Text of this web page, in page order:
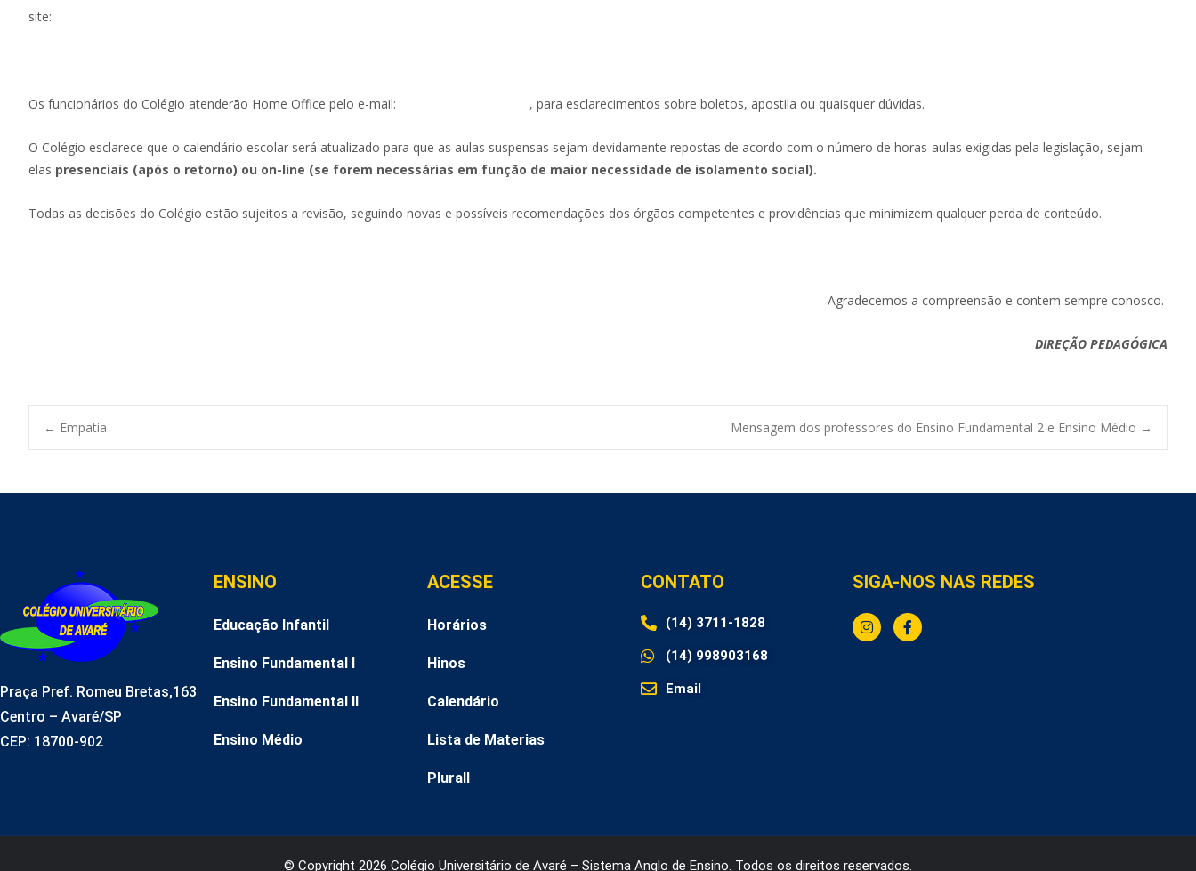
site:
Os funcionários do Colégio atenderão Home Office pelo e-mail: , para esclarecimentos sobre boletos, apostila ou quaisquer dúvidas.
O Colégio esclarece que o calendário escolar será atualizado para que as aulas suspensas sejam devidamente repostas de acordo com o número de horas-aulas exigidas pela legislação, sejam
elas presenciais (após o retorno) ou on-line (se forem necessárias em função de maior necessidade de isolamento social).
Todas as decisões do Colégio estão sujeitos a revisão, seguindo novas e possíveis recomendações dos órgãos competentes e providências que minimizem qualquer perda de conteúdo.
Agradecemos a compreensão e contem sempre conosco.
DIREÇÃO PEDAGÓGICA
← Empatia Mensagem dos professores do Ensino Fundamental 2 e Ensino Médio →
Praça Pref. Romeu Bretas,163
Centro – Avaré/SP
CEP: 18700-902
ENSINO
Educação Infantil
Ensino Fundamental I
Ensino Fundamental II
Ensino Médio
ACESSE
Horários
Hinos
Calendário
Lista de Materias
Plurall
CONTATO
(14) 3711-1828
(14) 998903168
Email
SIGA-NOS NAS REDES
© Copyright 2026 Colégio Universitário de Avaré – Sistema Anglo de Ensino. Todos os direitos reservados.